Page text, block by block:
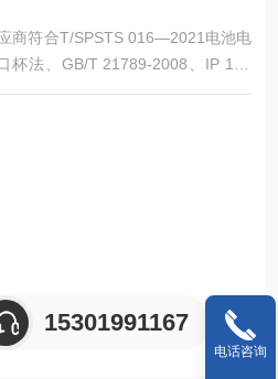
商符合T/SPSTS 016—2021电池电
法、GB/T 21789-2008、IP 170
准确测定-30℃到110℃的闪点，自
点试验仪仪器厂家
15301991167
电话咨询